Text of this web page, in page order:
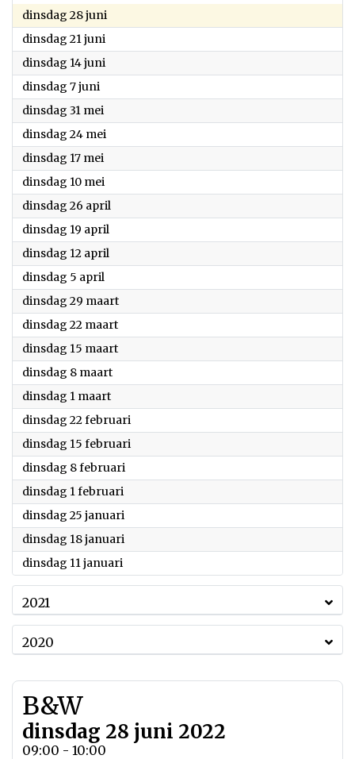
dinsdag 28 juni
dinsdag 21 juni
dinsdag 14 juni
dinsdag 7 juni
dinsdag 31 mei
dinsdag 24 mei
dinsdag 17 mei
dinsdag 10 mei
dinsdag 26 april
dinsdag 19 april
dinsdag 12 april
dinsdag 5 april
dinsdag 29 maart2022
dinsdag 22 maart2022
dinsdag 15 maart2022
dinsdag 8 maart2022
dinsdag 1 maart2022
dinsdag 22 februari
dinsdag 15 februari
dinsdag 8 februari
dinsdag 1 februari
dinsdag 25 januari
dinsdag 18 januari
dinsdag 11 januari
2021
2020
B&W
dinsdag 28 juni 2022
09:00 - 10:00